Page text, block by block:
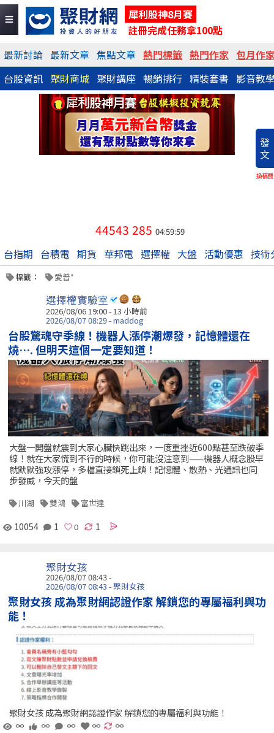
犀利股神8月賽
註冊完成任務拿100點
最新討論 最新文章 焦點文章 熱門標籤 熱門作家 包月作
台股資訊 聚財商城 聚財講座 暢銷排行 精裝套書 影音教
發
文
換稿費
44543 285 04:59:59
台指期 台積電 期貨 華邦電 選擇權 大盤 活動優惠 技術
標籤： 愛普*
選擇權實驗室
2026/08/06 19:00 -13 小時前
2026/08/07 08:29 - maddog
台股驚魂守季線！機器人漲停潮爆發，記憶體還在
燒…. 但明天這個一定要知道！
大盤一開盤就震到大家心臟快跳出來，一度重挫近600點甚至跌破季
線！就在大家慌到不行的時候，你可能沒注意到——機器人概念股早
就默默強攻漲停，多檔直接鎖死上鎖！記憶體、散熱、光通訊也同
步發威，今天的盤
川湖 雙鴻 富世達
10054 1 1
聚財女孩
2026/08/07 08:43 -
2026/08/07 08:43 - 聚財女孩
聚財女孩 成為聚財網認證作家 解鎖您的專屬福利與功
能！
聚財女孩 成為聚財網認證作家 解鎖您的專屬福利與功能！
∞
∞ ∞ ∞ ∞